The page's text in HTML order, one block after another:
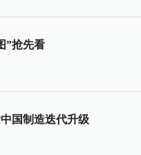
”抢先看
国制造迭代升级